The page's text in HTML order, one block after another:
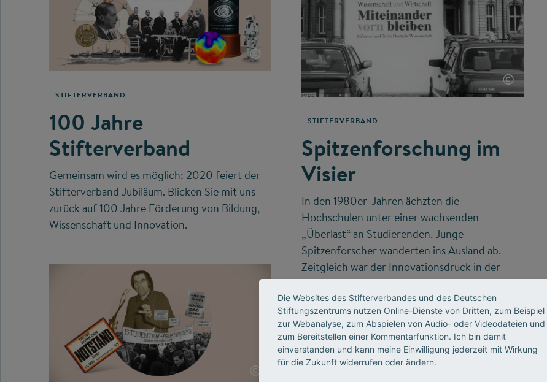
©
STIFTERVERBAND
100 Jahre
Stifterverband
Gemeinsam wird es möglich: 2020 feiert der
Stifterverband Jubiläum. Blicken Sie mit uns
zurück auf 100 Jahre Förderung von Bildung,
Wissenschaft und Innovation.
©
STIFTERVERBAND
Spitzenforschung im
Visier
In den 1980er-Jahren ächzten die
Hochschulen unter einer wachsenden
„Überlast“ an Studierenden. Junge
Spitzenforscher wanderten ins Ausland ab.
Zeitgleich war der Innovationsdruck in der
deutschen Wirtschaft hoch.
©
Die Websites des Stifterverbandes und des Deutschen
Stiftungszentrums nutzen Online-Dienste von Dritten, zum Beispiel
zur Webanalyse, zum Abspielen von Audio- oder Videodateien und
zum Bereitstellen einer Kommentarfunktion. Ich bin damit
einverstanden und kann meine Einwilligung jederzeit mit Wirkung
für die Zukunft widerrufen oder ändern.